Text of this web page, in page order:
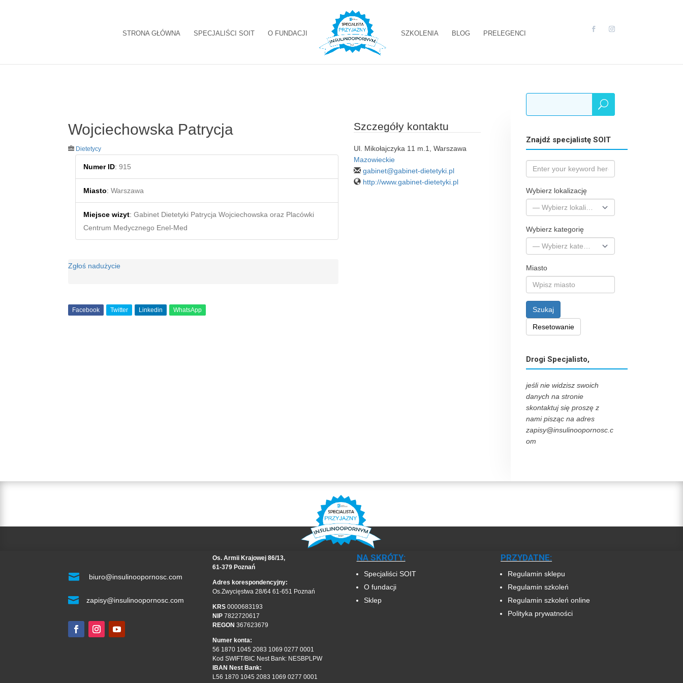
STRONA GŁÓWNA SPECJALIŚCI SOIT O FUNDACJI SZKOLENIA BLOG PRELEGENCI
Wojciechowska Patrycja
Dietetycy
Numer ID:915
Miasto:Warszawa
Miejsce wizyt:Gabinet Dietetyki Patrycja Wojciechowska oraz Placówki
Centrum Medycznego Enel-Med
Zgłoś nadużycie
Szczegóły kontaktu
Ul. Mikołajczyka 11 m.1, Warszawa
Mazowieckie
gabinet@gabinet-dietetyki.pl
http://www.gabinet-dietetyki.pl
Facebook Twitter Linkedin WhatsApp
Znajdź specjalistę SOIT
Wybierz lokalizację
Wybierz kategorię
Miasto
Szukaj
Resetowanie
Drogi Specjalisto,
jeśli nie widzisz swoich
danych na stronie
skontaktuj się proszę z
nami pisząc na adres
zapisy@insulinoopornosc.c
om
 biuro@insulinoopornosc.com
 zapisy@insulinoopornosc.com
Os. Armii Krajowej 86/13,
61-379 Poznań
Adres korespondencyjny:
Os.Zwycięstwa 28/64 61-651 Poznań
KRS0000683193
NIP7822720617
REGON 367623679
Numer konta:
56 1870 1045 2083 1069 0277 0001
Kod SWIFT/BIC Nest Bank: NESBPLPW
IBAN Nest Bank:
L56 1870 1045 2083 1069 0277 0001
NA SKRÓTY:
Specjaliści SOIT
O fundacji
Sklep
PRZYDATNE:
Regulamin sklepu
Regulamin szkoleń
Regulamin szkoleń online
Polityka prywatności